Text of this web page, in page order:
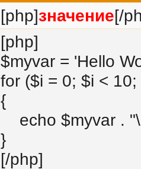
[php]значение[/
[php]
$myvar = 'Hello
for ($i = 0; $i < 10;
{
echo $myvar .
}
[/php]